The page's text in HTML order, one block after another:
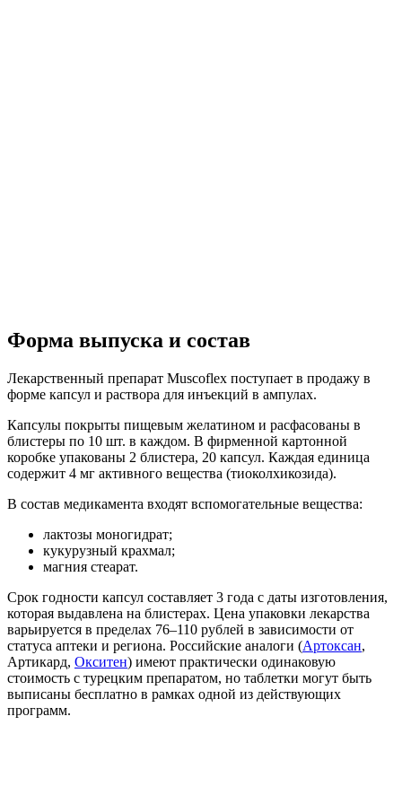
Форма выпуска и состав
Лекарственный препарат Muscoflex поступает в продажу в
форме капсул и раствора для инъекций в ампулах.
Капсулы покрыты пищевым желатином и расфасованы в
блистеры по 10 шт. в каждом. В фирменной картонной
коробке упакованы 2 блистера, 20 капсул. Каждая единица
содержит 4 мг активного вещества (тиоколхикозида).
В состав медикамента входят вспомогательные вещества:
лактозы моногидрат;
кукурузный крахмал;
магния стеарат.
Срок годности капсул составляет 3 года с даты изготовления,
которая выдавлена на блистерах. Цена упаковки лекарства
варьируется в пределах 76–110 рублей в зависимости от
статуса аптеки и региона. Российские аналоги (Артоксан,
Артикард, Окситен) имеют практически одинаковую
стоимость с турецким препаратом, но таблетки могут быть
выписаны бесплатно в рамках одной из действующих
программ.